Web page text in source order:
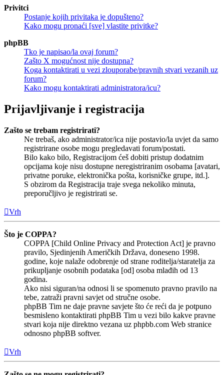
Privitci
Postanje kojih privitaka je dopušteno?
Kako mogu pronaći [sve] vlastite privitke?
phpBB
Tko je napisao/la ovaj forum?
Zašto X mogućnost nije dostupna?
Koga kontaktirati u vezi zlouporabe/pravnih stvari vezanih uz
forum?
Kako mogu kontaktirati administratora/icu?
Prijavljivanje i registracija
Zašto se trebam registrirati?
Ne trebaš, ako administrator/ica nije postavio/la uvjet da samo
registrirane osobe mogu pregledavati forum/postati.
Bilo kako bilo, Registracijom ćeš dobiti pristup dodatnim
opcijama koje nisu dostupne neregistriranim osobama [avatari,
privatne poruke, elektronička pošta, korisničke grupe, itd.].
S obzirom da Registracija traje svega nekoliko minuta,
preporučljivo je registrirati se.
Vrh
Što je COPPA?
COPPA [Child Online Privacy and Protection Act] je pravno
pravilo, Sjedinjenih Američkih Država, doneseno 1998.
godine, koje nalaže odobrenje od strane roditelja/staratelja za
prikupljanje osobnih podataka [od] osoba mlađih od 13
godina.
Ako nisi siguran/na odnosi li se spomenuto pravno pravilo na
tebe, zatraži pravni savjet od stručne osobe.
phpBB Tim ne daje pravne savjete što će reći da je potpuno
besmisleno kontaktirati phpBB Tim u vezi bilo kakve pravne
stvari koja nije direktno vezana uz phpbb.com Web stranice
odnosno phpBB softver.
Vrh